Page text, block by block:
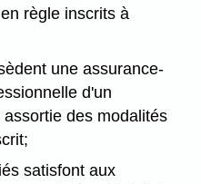
règle inscrits à
une assurance-
d'un
des modalités
satisfont aux